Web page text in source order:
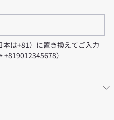
は+81）に置き換えてご入力
）